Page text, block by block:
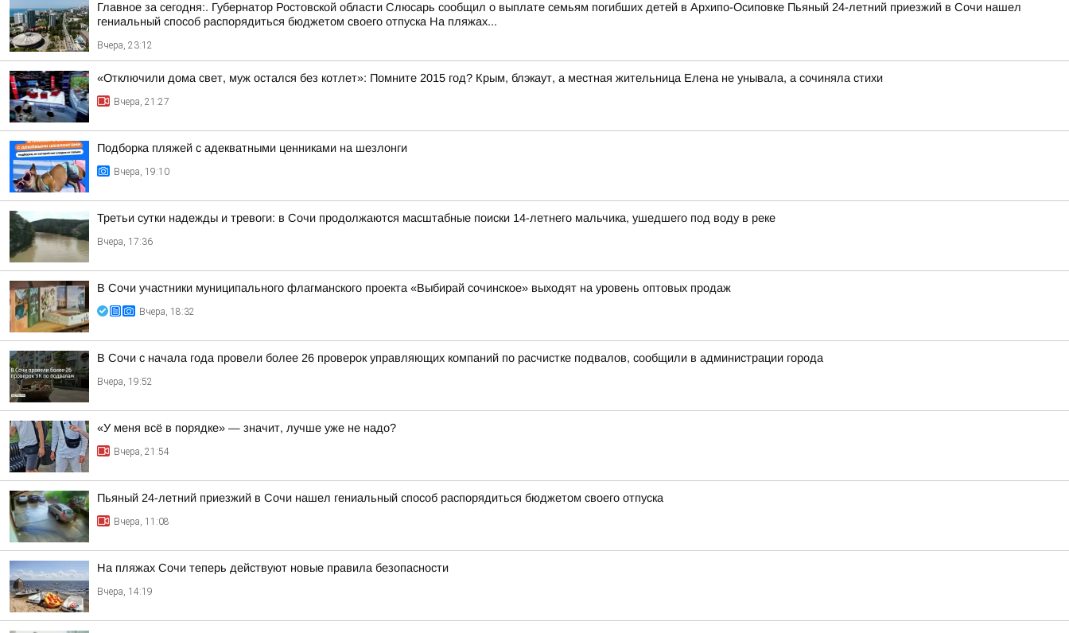
Главное за сегодня:. Губернатор Ростовской области Слюсарь сообщил о выплате семьям погибших детей в Архипо-Осиповке Пьяный 24-летний приезжий в Сочи нашел
гениальный способ распорядиться бюджетом своего отпуска На пляжах...
Вчера, 23:12
«Отключили дома свет, муж остался без котлет»: Помните 2015 год? Крым, блэкаут, а местная жительница Елена не унывала, а сочиняла стихи
Вчера, 21:27
Подборка пляжей с адекватными ценниками на шезлонги
Вчера, 19:10
Третьи сутки надежды и тревоги: в Сочи продолжаются масштабные поиски 14-летнего мальчика, ушедшего под воду в реке
Вчера, 17:36
В Сочи участники муниципального флагманского проекта «Выбирай сочинское» выходят на уровень оптовых продаж
Вчера, 18:32
В Сочи с начала года провели более 26 проверок управляющих компаний по расчистке подвалов, сообщили в администрации города
Вчера, 19:52
«У меня всё в порядке» — значит, лучше уже не надо?
Вчера, 21:54
Пьяный 24-летний приезжий в Сочи нашел гениальный способ распорядиться бюджетом своего отпуска
Вчера, 11:08
На пляжах Сочи теперь действуют новые правила безопасности
Вчера, 14:19